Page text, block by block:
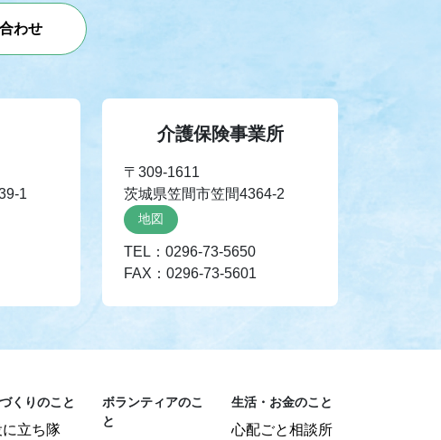
わせ
1
介護保険事業所
〒309-1611
茨城県笠間市笠間4364-2
地図
TEL：0296-73-5650
FAX：0296-73-5601
くりのこと
に立ち隊
ボランティアのこ
と
生活・お金のこと
心配ごと相談所